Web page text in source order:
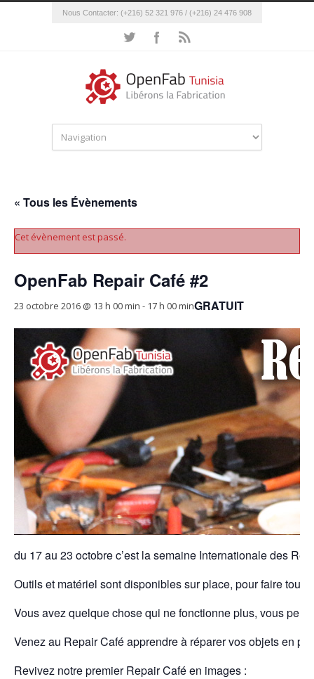
Nous Contacter: (+216) 52 321 976 / (+216) 24 476 908
« Tous les Évènements
Cet évènement est passé.
OpenFab Repair Café #2
23 octobre 2016 @ 13 h 00 min - 17 h 00 minGRATUIT
du 17 au 23 octobre c’est la semaine Internationale des
Outils et matériel sont disponibles sur place, pour faire
Vous avez quelque chose qui ne fonctionne plus, vous
Venez au Repair Café apprendre à réparer vos objets en
Revivez notre premier Repair Café en images :